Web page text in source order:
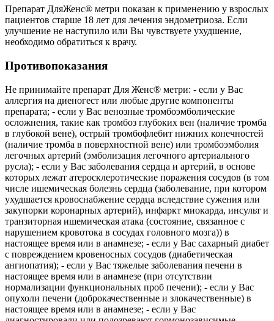
Препарат ДляЖенс® метри показан к применению у взрослых
пациентов старше 18 лет для лечения эндометриоза. Если
улучшение не наступило или Вы чувствуете ухудшение,
необходимо обратиться к врачу.
Противопоказания
Не принимайте препарат Для Женс® метри: - если у Вас
аллергия на диеногест или любые другие компоненты
препарата; - если у Вас венозные тромбоэмболические
осложнения, такие как тромбоз глубоких вен (наличие тромба
в глубокой вене), острый тромбофлебит нижних конечностей
(наличие тромба в поверхностной вене) или тромбоэмболия
легочных артерий (эмболизация легочного артериального
русла); - если у Вас заболевания сердца и артерий, в основе
которых лежат атеросклеротические поражения сосудов (в том
числе ишемическая болезнь сердца (заболевание, при котором
ухудшается кровоснабжение сердца вследствие сужения или
закупорки коронарных артерий), инфаркт миокарда, инсульт и
транзиторная ишемическая атака (состояние, связанное с
нарушением кровотока в сосудах головного мозга)) в
настоящее время или в анамнезе; - если у Вас сахарный диабет
с повреждением кровеносных сосудов (диабетическая
ангиопатия); - если у Вас тяжелые заболевания печени в
настоящее время или в анамнезе (при отсутствии
нормализации функциональных проб печени); - если у Вас
опухоли печени (доброкачественные и злокачественные) в
настоящее время или в анамнезе; - если у Вас